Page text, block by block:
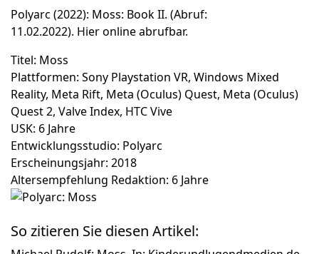
Polyarc (2022): Moss: Book II. (Abruf:
11.02.2022). Hieronline abrufbar.
Titel: Moss
Plattformen: Sony Playstation VR, Windows Mixed
Reality, Meta Rift, Meta (Oculus) Quest, Meta (Oculus)
Quest 2, Valve Index, HTC Vive
USK: 6 Jahre
Entwicklungsstudio: Polyarc
Erscheinungsjahr: 2018
Altersempfehlung Redaktion: 6 Jahre
So zitieren Sie diesen Artikel: